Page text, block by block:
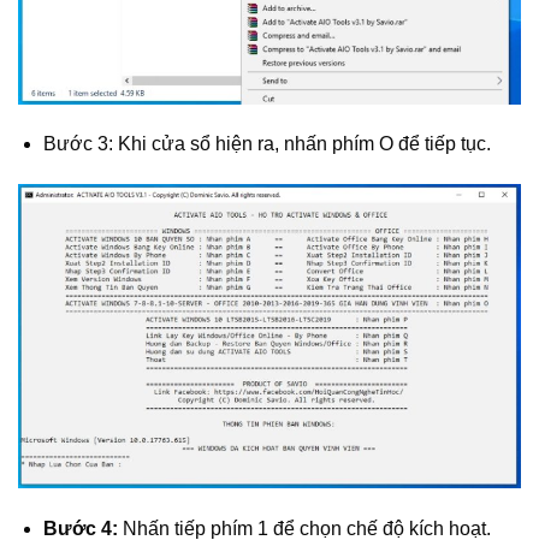
Bước 3: Khi cửa sổ hiện ra, nhấn phím O để tiếp tục.
Bước 4: Nhấn tiếp phím 1 để chọn chế độ kích hoạt.